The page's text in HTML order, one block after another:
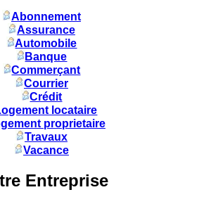
Abonnement
Assurance
Automobile
Banque
Commerçant
Courrier
Crédit
locataire
proprietaire
Travaux
Vacance
Entreprise